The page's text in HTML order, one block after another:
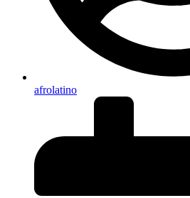
afrolatino